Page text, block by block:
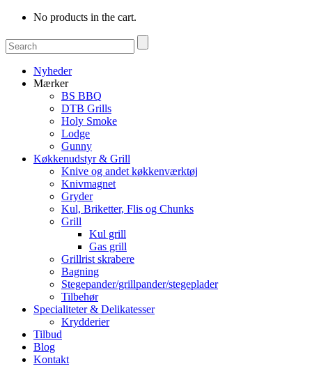
No products in the cart.
Nyheder
Mærker
BS BBQ
DTB Grills
Holy Smoke
Lodge
Gunny
Køkkenudstyr & Grill
Knive og andet køkkenværktøj
Knivmagnet
Gryder
Kul, Briketter, Flis og Chunks
Grill
Kul grill
Gas grill
Grillrist skrabere
Bagning
Stegepander/grillpander/stegeplader
Tilbehør
Specialiteter & Delikatesser
Krydderier
Tilbud
Blog
Kontakt